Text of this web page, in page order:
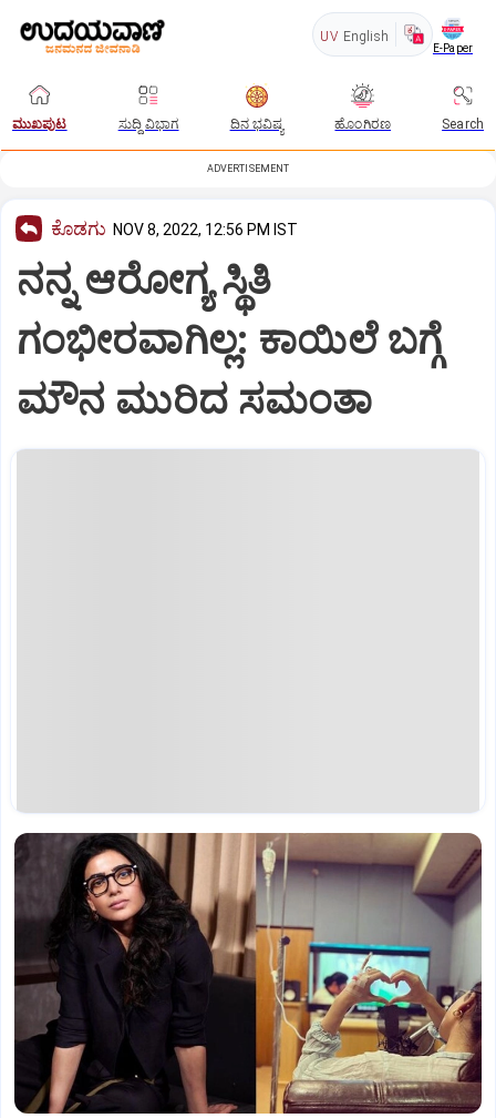
UV English
E-Paper
ಮುಖಪುಟ ಸುದ್ದಿ ವಿಭಾಗ ದಿನ ಭವಿಷ್ಯ ಹೊಂಗಿರಣ Search
ADVERTISEMENT
ಕೊಡಗು NOV 8, 2022, 12:56 PM IST
ನನ್ನ ಆರೋಗ್ಯ ಸ್ಥಿತಿ
ಗಂಭೀರವಾಗಿಲ್ಲ: ಕಾಯಿಲೆ ಬಗ್ಗೆ
ಮೌನ ಮುರಿದ ಸಮಂತಾ